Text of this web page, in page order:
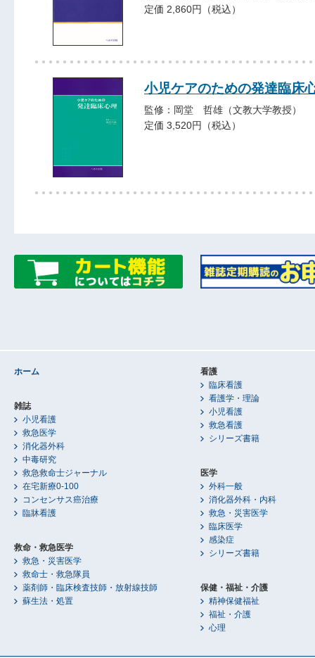
定価 2,860円（税込）
小児ケアのための発達臨床
監修：岡堂 哲雄（文教大学教授）
定価 3,520円（税込）
ホーム
雑誌
小児看護
救急医学
消化器外科
中毒研究
救急救命士ジャーナル
在宅新療0-100
コンセンサス癌治療
臨牀看護
救命・救急医学
救急・災害医学
救命士・救急隊員
薬剤師・臨床検査技師・放射線技師
蘇生法・処置
看護
臨床看護
看護学・理論
小児看護
救急看護
シリーズ書籍
医学
外科一般
消化器外科・内科
救急・災害医学
臨床医学
感染症
シリーズ書籍
保健・福祉・介護
精神保健福祉
福祉・介護
心理